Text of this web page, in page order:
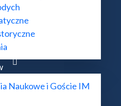
Naukowe i Goście IM